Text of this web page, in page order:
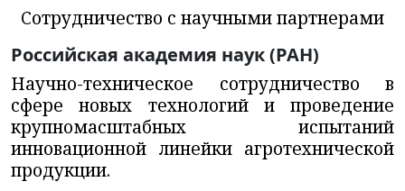
Cотрудничество с научными партнерами
Российская академия наук (РАН)
Научно-техническое сотрудничество в
сфере новых технологий и проведение
крупномасштабных испытаний
инновационной линейки агротехнической
продукции.